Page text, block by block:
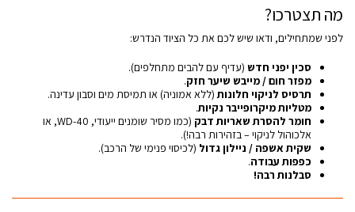
מה תצטרכו?
לפני שמתחילים, ודאו שיש לכם את כל הציוד הנדרש:
סכין יפני חדש (עדיף עם להבים מתחלפים).
מפזר חום / מייבש שיער חזק.
תרסיס לניקוי חלונות(ללא אמוניה) או תמיסת מים וסבון עדינה.
מטליות מיקרופייבר נקיות.
חומר להסרת שאריות דבק
(כמו מסיר שומנים ייעודי, WD-40, או
אלכוהול לניקוי – בזהירות רבה!).
שקית אשפה / ניילון גדול (לכיסוי פנימי של הרכב).
כפפות עבודה.
סבלנות רבה!